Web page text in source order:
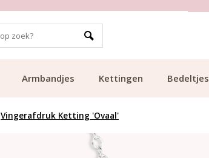
Armbandjes Kettingen Bedeltjes
Vingerafdruk Ketting 'Ovaal'